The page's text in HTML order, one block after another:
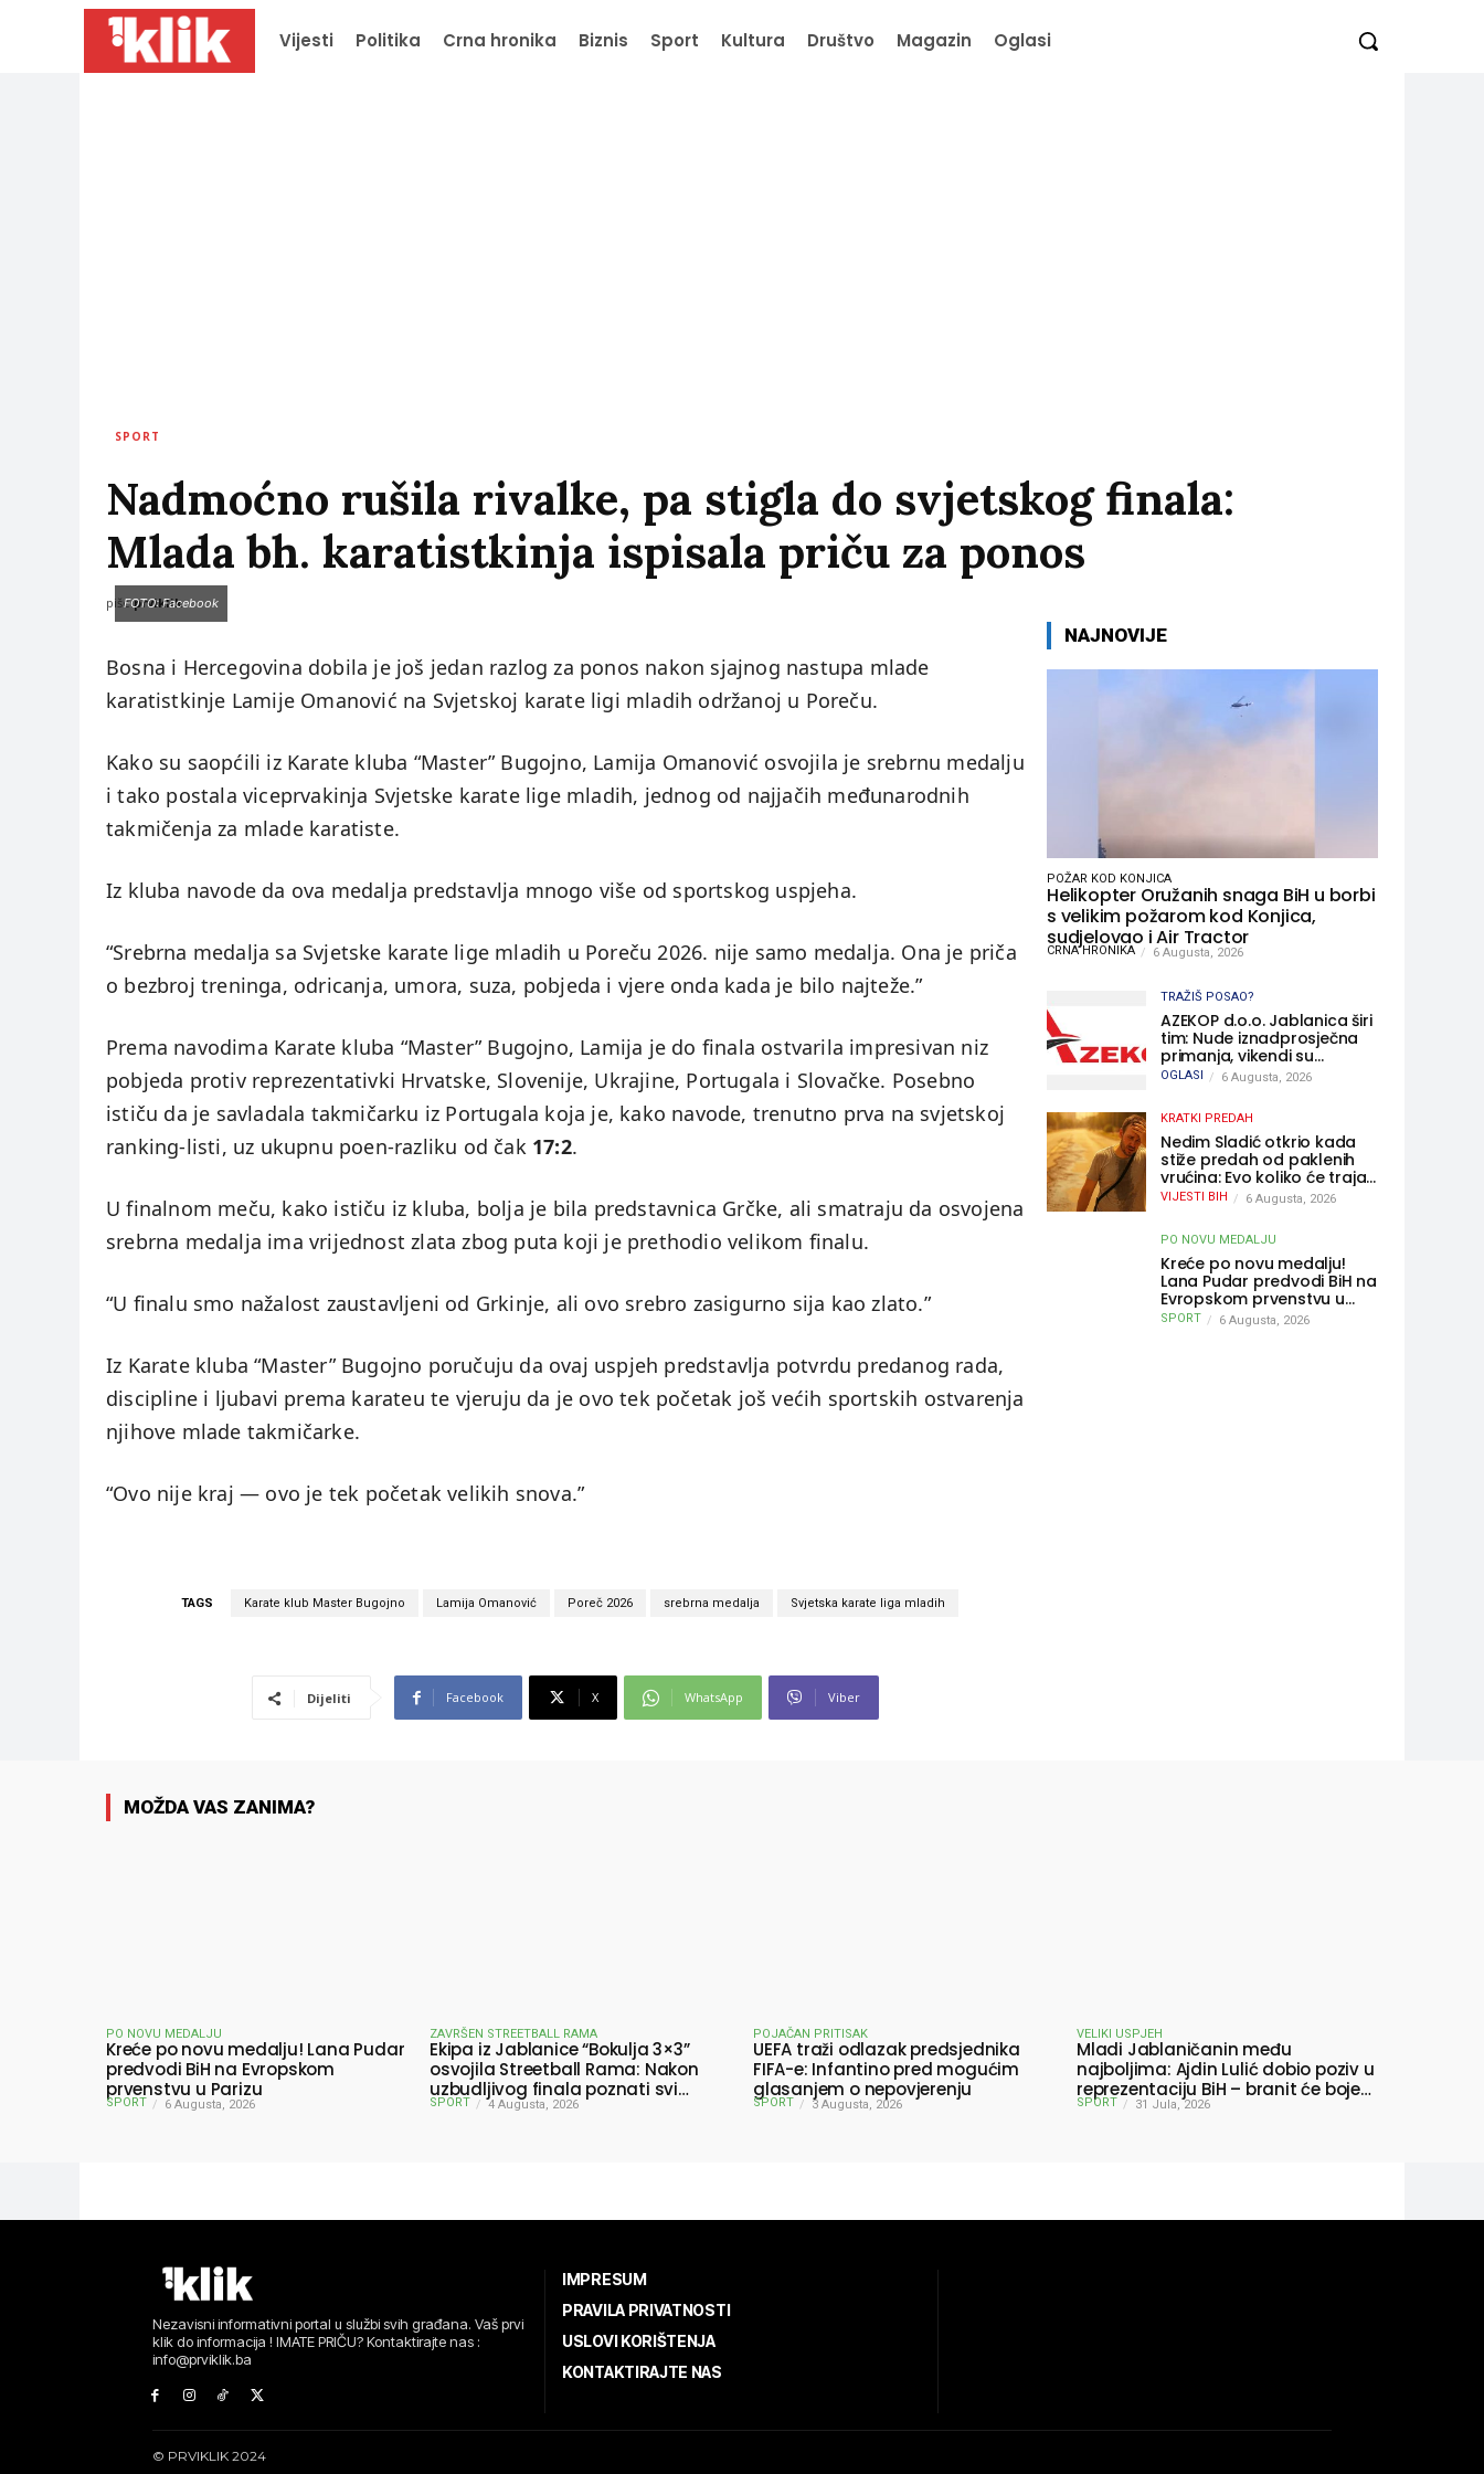
Vijesti Politika Crna hronika Biznis Sport Kultura Društvo Magazin Oglasi
SPORT
Nadmoćno rušila rivalke, pa stigla do svjetskog finala:
Mlada bh. karatistkinja ispisala priču za ponos
piše:prviklik
FOTO: Facebook
Bosna i Hercegovina dobila je još jedan razlog za ponos nakon sjajnog nastupa mlade
karatistkinje Lamije Omanović na Svjetskoj karate ligi mladih održanoj u Poreču.
Kako su saopćili iz Karate kluba “Master” Bugojno, Lamija Omanović osvojila je srebrnu medalju
i tako postala viceprvakinja Svjetske karate lige mladih, jednog od najjačih međunarodnih
takmičenja za mlade karatiste.
Iz kluba navode da ova medalja predstavlja mnogo više od sportskog uspjeha.
“Srebrna medalja sa Svjetske karate lige mladih u Poreču 2026. nije samo medalja. Ona je priča
o bezbroj treninga, odricanja, umora, suza, pobjeda i vjere onda kada je bilo najteže.”
Prema navodima Karate kluba “Master” Bugojno, Lamija je do finala ostvarila impresivan niz
pobjeda protiv reprezentativki Hrvatske, Slovenije, Ukrajine, Portugala i Slovačke. Posebno
ističu da je savladala takmičarku iz Portugala koja je, kako navode, trenutno prva na svjetskoj
ranking-listi, uz ukupnu poen-razliku od čak 17:2.
U finalnom meču, kako ističu iz kluba, bolja je bila predstavnica Grčke, ali smatraju da osvojena
srebrna medalja ima vrijednost zlata zbog puta koji je prethodio velikom finalu.
“U finalu smo nažalost zaustavljeni od Grkinje, ali ovo srebro zasigurno sija kao zlato.”
Iz Karate kluba “Master” Bugojno poručuju da ovaj uspjeh predstavlja potvrdu predanog rada,
discipline i ljubavi prema karateu te vjeruju da je ovo tek početak još većih sportskih ostvarenja
njihove mlade takmičarke.
“Ovo nije kraj — ovo je tek početak velikih snova.”
TAGS Karate klub Master Bugojno Lamija Omanović Poreč 2026 srebrna medalja Svjetska karate liga mladih
Dijeliti Facebook X WhatsApp Viber
NAJNOVIJE
POŽAR KOD KONJICA
Helikopter Oružanih snaga BiH u borbi
s velikim požarom kod Konjica,
sudjelovao i Air Tractor
CRNA HRONIKA 6 Augusta, 2026
TRAŽIŠ POSAO?
AZEKOP d.o.o. Jablanica širi
tim: Nude iznadprosječna
primanja, vikendi su
slobodni, traži se više
OGLASI 6 Augusta, 2026
KRATKI PREDAH
Nedim Sladić otkrio kada
stiže predah od paklenih
vrućina: Evo koliko će trajati
osvježenje u BiH
VIJESTI BIH 6 Augusta, 2026
PO NOVU MEDALJU
Kreće po novu medalju!
Lana Pudar predvodi BiH na
Evropskom prvenstvu u
Parizu
SPORT 6 Augusta, 2026
MOŽDA VAS ZANIMA?
PO NOVU MEDALJU
Kreće po novu medalju! Lana Pudar
predvodi BiH na Evropskom
prvenstvu u Parizu
SPORT 6 Augusta, 2026
ZAVRŠEN STREETBALL RAMA
Ekipa iz Jablanice “Bokulja 3×3”
osvojila Streetball Rama: Nakon
uzbudljivog finala poznati svi
pobjednici turnira
SPORT 4 Augusta, 2026
POJAČAN PRITISAK
UEFA traži odlazak predsjednika
FIFA-e: Infantino pred mogućim
glasanjem o nepovjerenju
SPORT 3 Augusta, 2026
VELIKI USPJEH
Mladi Jablaničanin među
najboljima: Ajdin Lulić dobio poziv u
reprezentaciju BiH – branit će boje
BiH na Slovenia Ball
SPORT 31 Jula, 2026
Nezavisni informativni portal u službi svih građana. Vaš prvi
klik do informacija ! IMATE PRIČU? Kontaktirajte nas :
info@prviklik.ba
IMPRESUM
PRAVILA PRIVATNOSTI
USLOVI KORIŠTENJA
KONTAKTIRAJTE NAS
© PRVIKLIK 2024